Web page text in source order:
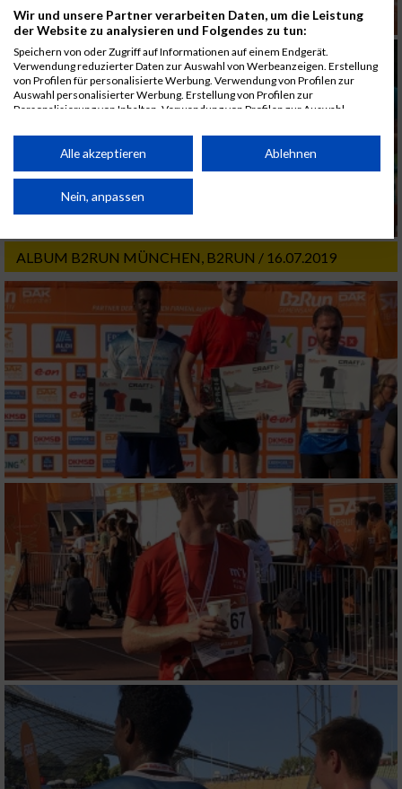
ALBUM B2RUN MÜNCHEN, B2RUN / 16.07.2019
Wir und unsere Partner verarbeiten Daten, um die Leistung
der Website zu analysieren und Folgendes zu tun:
Speichern von oder Zugriff auf Informationen auf einem Endgerät.
Verwendung reduzierter Daten zur Auswahl von Werbeanzeigen. Erstellung
von Profilen für personalisierte Werbung. Verwendung von Profilen zur
Auswahl personalisierter Werbung. Erstellung von Profilen zur
Personalisierung von Inhalten. Verwendung von Profilen zur Auswahl
Performance von Inhalten. Analyse von Zielgruppen durch Statistiken oder
Kombinationen von Daten aus verschiedenen Quellen. Entwicklung und
von Inhalten.
Daten können außerhalb der Europäischen Union weitergegeben und in die
Website/App.
Partnerliste anzeigen (1 IAB-Anbieter)
Wir nutzen Ihre Daten für folgende Zwecke:
IAB-Verarbeitungszwecke:
Speichern von oder Zugriff auf Informationen
auf einem Endgerät
Verwendung reduzierter Daten zur Auswahl
von Werbeanzeigen
Erstellung von Profilen für personalisierte
Werbung
Verwendung von Profilen zur Auswahl
personalisierter Werbung
Erstellung von Profilen zur Personalisierung
von Inhalten
Verwendung von Profilen zur Auswahl
personalisierter Inhalte
Messung der Werbeleistung
Messung der Performance von Inhalten
Alle akzeptieren Ablehnen
Nein, anpassen